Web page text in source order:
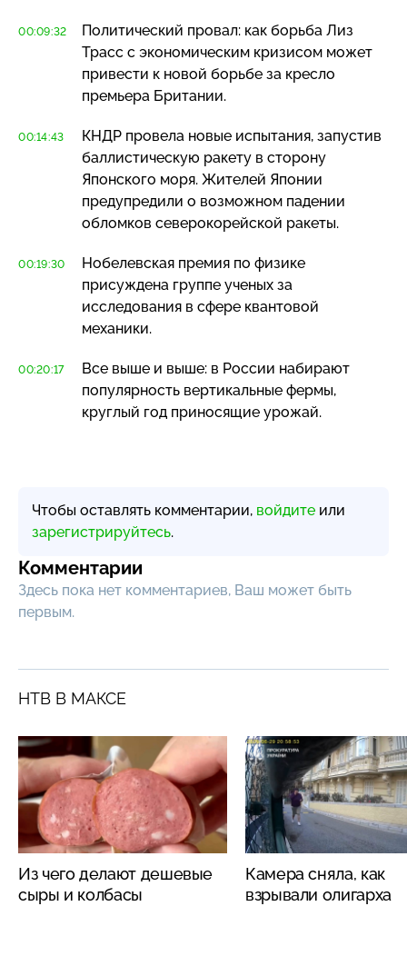
00:09:32
Политический провал: как борьба Лиз
Трасс с экономическим кризисом может
привести к новой борьбе за кресло
премьера Британии.
00:14:43
КНДР провела новые испытания, запустив
баллистическую ракету в сторону
Японского моря. Жителей Японии
предупредили о возможном падении
обломков северокорейской ракеты.
00:19:30
Нобелевская премия по физике
присуждена группе ученых за
исследования в сфере квантовой
механики.
00:20:17
Все выше и выше: в России набирают
популярность вертикальные фермы,
круглый год приносящие урожай.
Чтобы оставлять комментарии, войдите или
зарегистрируйтесь.
Комментарии
Здесь пока нет комментариев, Ваш может быть
первым.
НТВ В МАКСЕ
Из чего делают дешевые
сыры и колбасы
Камера сняла, как
взрывали олигарха